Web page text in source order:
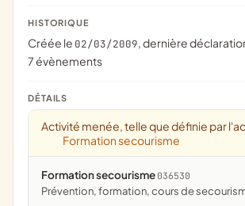
HISTORIQUE
Créée le 02/03/2009, dernière
7 évènements
DÉTAILS
Activité menée, telle que définie par
Formation secourisme
Formation secourisme 036530
prévention, formation, cours de